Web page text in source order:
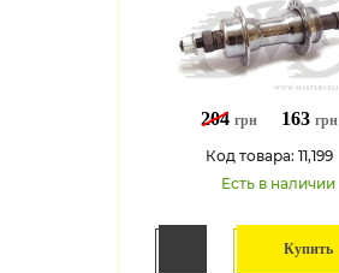
204 грн 163 грн
Код товара: 11,199
Есть в наличии
Купить